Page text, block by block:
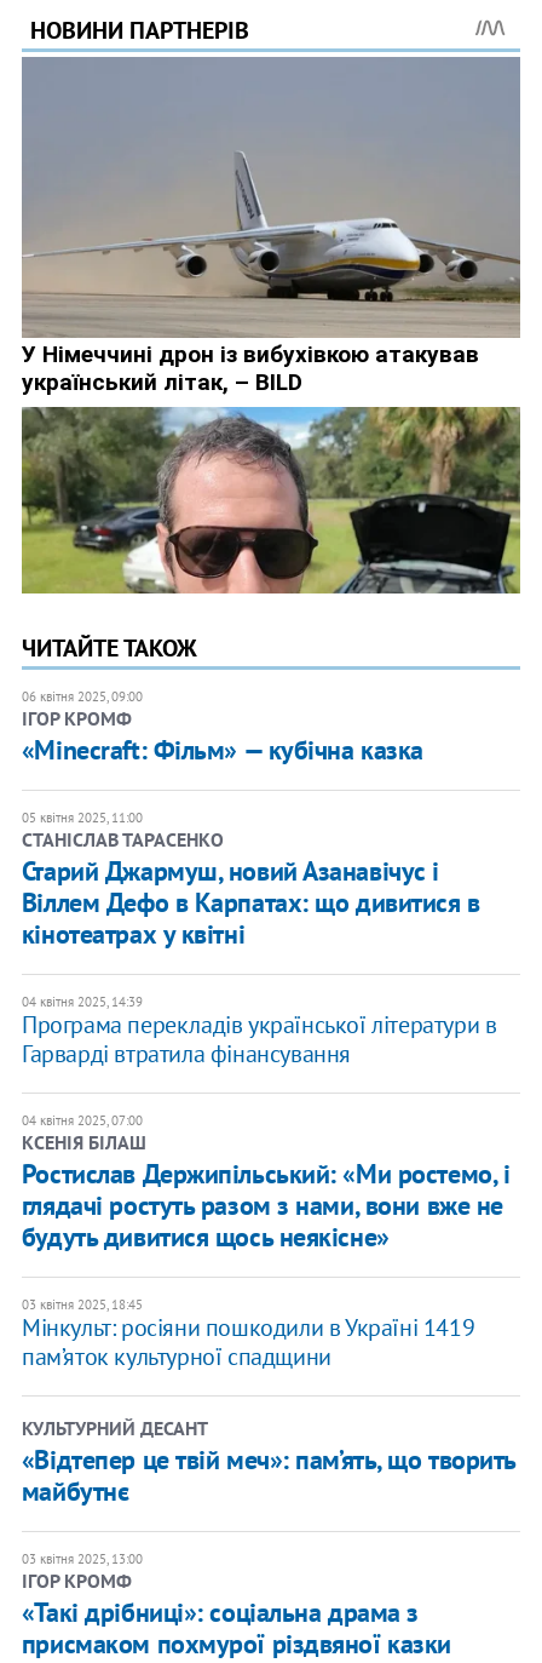
ЧИТАЙТЕ ТАКОЖ
06 квітня 2025, 09:00
ІГОР КРОМФ
«Minecraft: Фільм» — кубічна казка
05 квітня 2025, 11:00
СТАНІСЛАВ ТАРАСЕНКО
Старий Джармуш, новий Азанавічус і
Віллем Дефо в Карпатах: що дивитися в
кінотеатрах у квітні
04 квітня 2025, 14:39
Програма перекладів української літератури в
Гарварді втратила фінансування
04 квітня 2025, 07:00
КСЕНІЯ БІЛАШ
Ростислав Держипільський: «Ми ростемо, і
глядачі ростуть разом з нами, вони вже не
будуть дивитися щось неякісне»
03 квітня 2025, 18:45
Мінкульт: росіяни пошкодили в Україні 1419
пам’яток культурної спадщини
КУЛЬТУРНИЙ ДЕСАНТ
«Відтепер це твій меч»: пам’ять, що творить
майбутнє
03 квітня 2025, 13:00
ІГОР КРОМФ
«Такі дрібниці»: соціальна драма з
присмаком похмурої різдвяної казки